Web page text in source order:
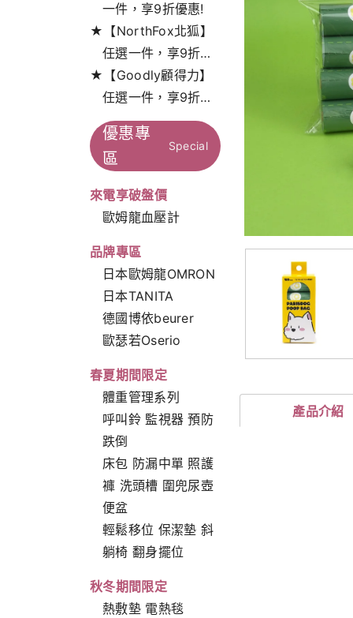
一件，享9折優惠!
★【NorthFox北狐】
任選一件，享9折特
惠！
★【Goodly顧得力】
任選一件，享9折特
惠！
優惠專
區
Special
來電享破盤價
歐姆龍血壓計
品牌專區
日本歐姆龍OMRON
日本TANITA
德國博依beurer
歐瑟若Oserio
春夏期間限定
體重管理系列
呼叫鈴 監視器 預防
跌倒
床包 防漏中單 照護
褲 洗頭槽 圍兜尿壺
便盆
輕鬆移位 保潔墊 斜
躺椅 翻身擺位
秋冬期間限定
熱敷墊 電熱毯
產品介紹